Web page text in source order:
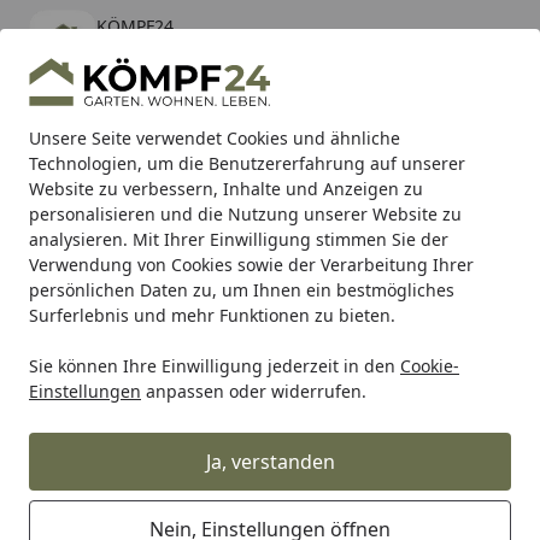
Unsere Seite verwendet Cookies und ähnliche
Technologien, um die Benutzererfahrung auf unserer
Website zu verbessern, Inhalte und Anzeigen zu
personalisieren und die Nutzung unserer Website zu
analysieren. Mit Ihrer Einwilligung stimmen Sie der
Verwendung von Cookies sowie der Verarbeitung Ihrer
persönlichen Daten zu, um Ihnen ein bestmögliches
Surferlebnis und mehr Funktionen zu bieten.
Sie können Ihre Einwilligung jederzeit in den Cookie-
Einstellungen anpassen oder widerrufen.
Ja, verstanden
Nein, Einstellungen öffnen
KÖMPF24
kostenlos - Im App Store
Hotline
Alle Produkte
Mein Konto
Suchen
Karibu Pools inkl. gratis Sandfilteranlage & Pool-
Starterset (Gesamtwert bis 468,99€)
Startseite
RK Rk Antriebsritzel RK Antriebsritzel 3033 15 Zähne
RK Antriebsritzel 3033 15 Zähne